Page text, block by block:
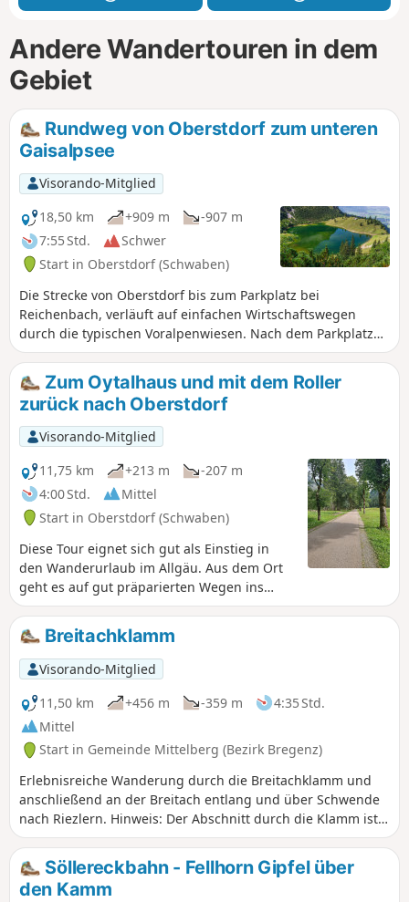
Andere Wandertouren in dem
Gebiet
Rundweg von Oberstdorf zum unteren
Gaisalpsee
Visorando-Mitglied
18,50 km
+909 m
-907 m
7:55 Std.
Schwer
Start in Oberstdorf (Schwaben)
Die Strecke von Oberstdorf bis zum Parkplatz bei
Reichenbach, verläuft auf einfachen Wirtschaftswegen
durch die typischen Voralpenwiesen. Nach dem Parkplatz
beginnt dann der Anstieg zum Gaisalpsee. Zuerst noch
über Wirtschaftswege, dann wird der Weg zu einem Pfad
und steigt steinig und recht stark an. Immer wieder bietet
sich im Anstieg eine tolle Aussicht auf die unten liegenden
Almen oder auf das Rubihorn. Der Rückweg ist bis zum
Berggasthof Gaisalpe fast identisch. Von dort geht es dann
über den Wallrafweg, mit schöner Aussicht in das Tal,
wieder zurück nach Oberstdorf.
Zum Oytalhaus und mit dem Roller
zurück nach Oberstdorf
Visorando-Mitglied
11,75 km
+213 m
-207 m
4:00 Std.
Mittel
Start in Oberstdorf (Schwaben)
Diese Tour eignet sich gut als Einstieg in
den Wanderurlaub im Allgäu. Aus dem Ort
geht es auf gut präparierten Wegen ins
Oytal. Vor Ort lohnt die Einkehr im
Oytalhaus. Dort kann man dann ab 15 Uhr
auch einen Tretroller für den Rückweg
bergab leihen. Den Roller gebt ihr am
Ortsrand neben dem Sportinternat auf dem
ausgeschilderten Sammelplatz wieder ab.
Breitachklamm
Visorando-Mitglied
11,50 km
+456 m -359 m
4:35 Std.
Mittel
Start in Gemeinde Mittelberg (Bezirk Bregenz)
Erlebnisreiche Wanderung durch die Breitachklamm und
anschließend an der Breitach entlang und über Schwende
nach Riezlern. Hinweis: Der Abschnitt durch die Klamm ist
kostenpflichtig.
Söllereckbahn - Fellhorn Gipfel über
den Kamm